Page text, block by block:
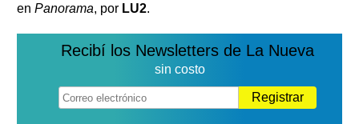
en Panorama, por LU2.
Recibí los Newsletters de La Nueva
sin costo
Registrar